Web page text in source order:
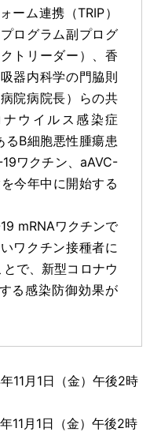
ーム連携（TRIP）
ログラム副プログ
トリーダー）、香
器内科学の門脇則
院病院長）らの共
ウイルス感染症
るB細胞悪性腫瘍患
ワクチン、aAVC-
今年中に開始する
mRNAワクチンで
ワクチン接種者に
で、新型コロナウ
る感染防御効果が
月1日（金）午後2時
1日（金）午後2時